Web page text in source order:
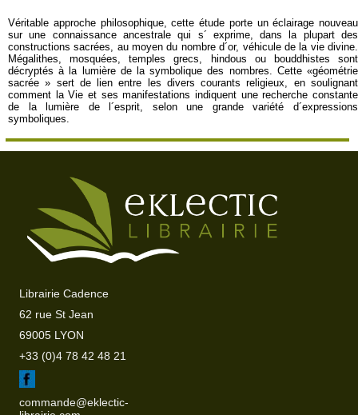
Véritable approche philosophique, cette étude porte un éclairage nouveau
sur une connaissance ancestrale qui s´ exprime, dans la plupart des
constructions sacrées, au moyen du nombre d´or, véhicule de la vie divine.
Mégalithes, mosquées, temples grecs, hindous ou bouddhistes sont
décryptés à la lumière de la symbolique des nombres. Cette «géométrie
sacrée » sert de lien entre les divers courants religieux, en soulignant
comment la Vie et ses manifestations indiquent une recherche constante
de la lumière de l´esprit, selon une grande variété d´expressions
symboliques.
Librairie Cadence
62 rue St Jean
69005 LYON
+33 (0)4 78 42 48 21
commande@eklectic-